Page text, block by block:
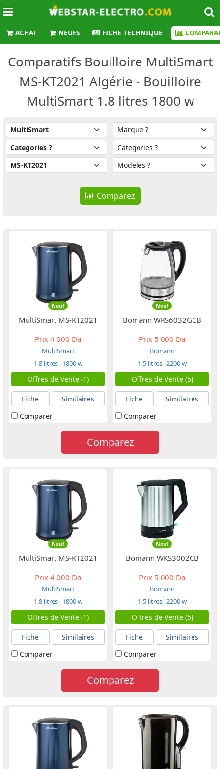
ACHAT NEUFS FICHE TECHNIQUE
Comparatifs Bouilloire MultiSmart
MS-KT2021 Algérie - Bouilloire
MultiSmart 1.8 litres 1800 w
Comparez
Neuf
MultiSmart MS-KT2021
Prix 4 000 Da
MultiSmart
1.8 litres 1800 w
Offres de Vente (1)
Fiche
Similaires
Comparer
Neuf
Bomann WKS6032GCB
Prix 5 000 Da
Bomann
1.5 litres 2200 w
Offres de Vente (5)
Fiche
Similaires
Comparer
Comparez
Neuf
MultiSmart MS-KT2021
Prix 4 000 Da
MultiSmart
1.8 litres 1800 w
Offres de Vente (1)
Fiche
Similaires
Comparer
Neuf
Bomann WKS3002CB
Prix 5 000 Da
Bomann
1.5 litres 2200 w
Offres de Vente (5)
Fiche
Similaires
Comparer
Comparez